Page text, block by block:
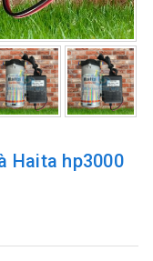
Haita hp3000